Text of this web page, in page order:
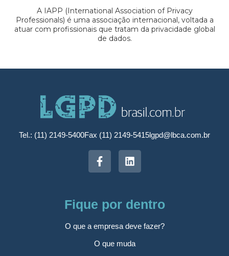
A IAPP (International Association of Privacy
Professionals) é uma associação internacional, voltada a
atuar com profissionais que tratam da privacidade global
de dados.
Tel.: (11) 2149-5400Fax (11) 2149-5415lgpd@lbca.com.br
Fique por dentro
O que a empresa deve fazer?
O que muda